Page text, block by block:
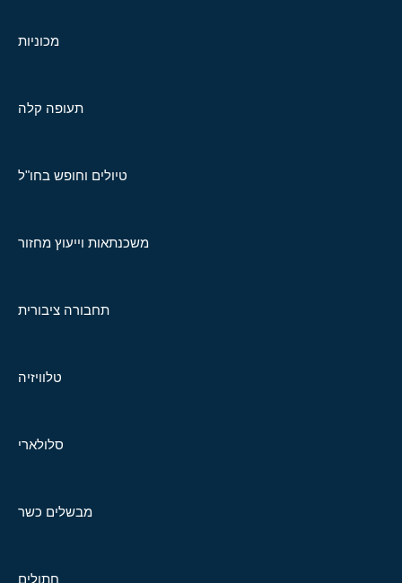
מכוניות
תעופה קלה
טיולים וחופש בחו"ל
משכנתאות וייעוץ מחזור
תחבורה ציבורית
טלוויזיה
סלולארי
מבשלים כשר
חתולים